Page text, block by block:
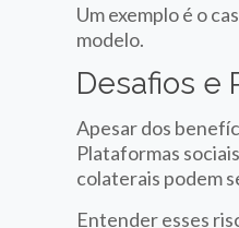
Um exemplo é o
modelo.
Desafios e
Apesar dos
Plataformas
colaterais podem
Entender esses